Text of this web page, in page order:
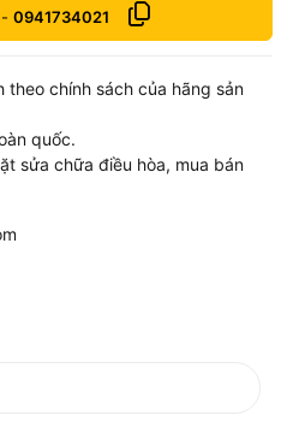
- 0941734021
theo chính sách của hãng sản
quốc.
sửa chữa điều hòa, mua bán